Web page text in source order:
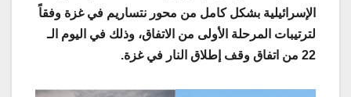
الإسرائيلية بشكل كامل من محور نتساريم في غزة وفقاً
لترتيبات المرحلة الأولى من الاتفاق، وذلك في اليوم الـ
22 من اتفاق وقف إطلاق النار في غزة.